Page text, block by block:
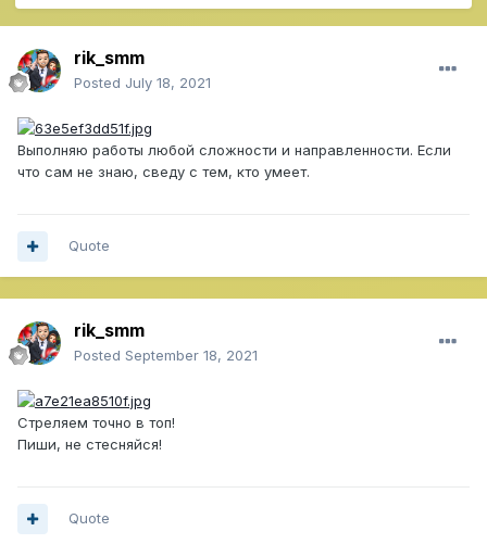
rik_smm
Posted July 18, 2021
Выполняю работы любой сложности и направленности. Если
что сам не знаю, сведу с тем, кто умеет.
Quote
rik_smm
Posted September 18, 2021
Стреляем точно в топ!
Пиши, не стесняйся!
Quote